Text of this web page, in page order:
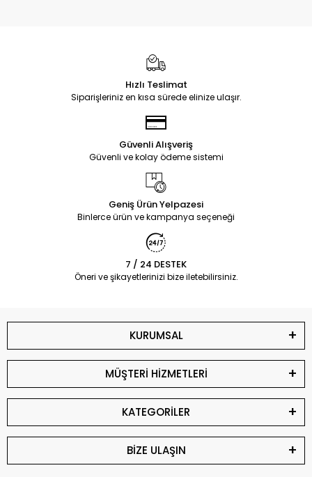
Hızlı Teslimat
Siparişleriniz en kısa sürede elinize ulaşır.
Güvenli Alışveriş
Güvenli ve kolay ödeme sistemi
Geniş Ürün Yelpazesi
Binlerce ürün ve kampanya seçeneği
7 / 24 DESTEK
Öneri ve şikayetlerinizi bize iletebilirsiniz.
KURUMSAL
MÜŞTERİ HİZMETLERİ
KATEGORİLER
BİZE ULAŞIN